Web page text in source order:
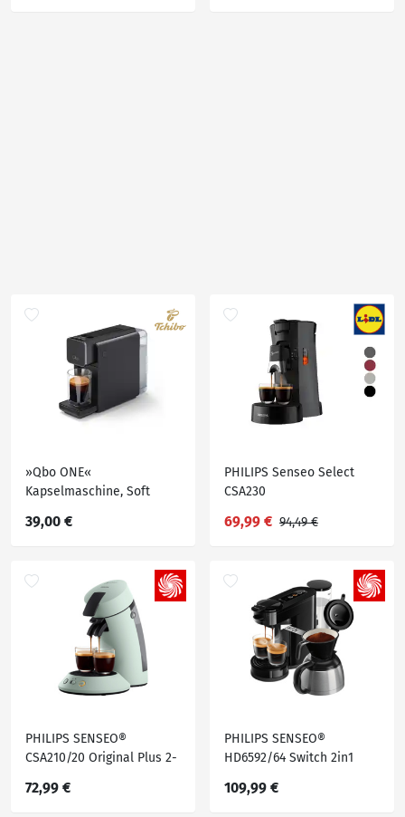
»Qbo ONE«
Kapselmaschine, Soft
39,00 €
PHILIPS Senseo Select
CSA230
69,99 € 94,49 €
PHILIPS SENSEO®
CSA210/20 Original Plus 2-
oder starker Kaffee, 0.7L
72,99 €
PHILIPS SENSEO®
HD6592/64 Switch 2in1
Filterkaffeemaschine,
109,99 €